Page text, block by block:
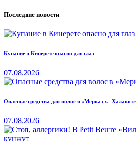
Последние новости
Купание в Кинерете опасно для глаз
07.08.2026
Опасные средства для волос в «Мерказ ха-Халакот»
07.08.2026